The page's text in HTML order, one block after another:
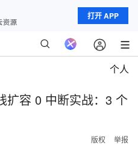
打开 APP
个人
扩容 0 中断实战：3 个
版权 举报